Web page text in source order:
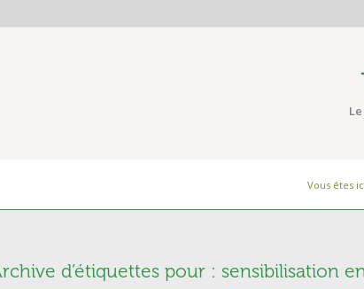
Vous êtes
d’étiquettes pour : sensibilisation